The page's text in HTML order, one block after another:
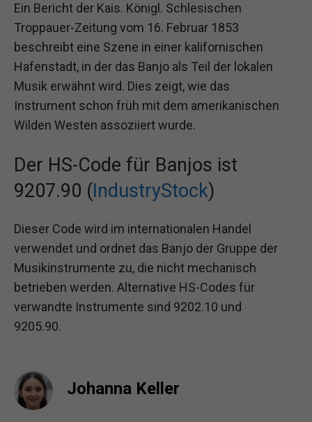
Ein Bericht der Kais. Königl. Schlesischen
Troppauer-Zeitung vom 16. Februar 1853
beschreibt eine Szene in einer kalifornischen
Hafenstadt, in der das Banjo als Teil der lokalen
Musik erwähnt wird. Dies zeigt, wie das
Instrument schon früh mit dem amerikanischen
Wilden Westen assoziiert wurde.
Der HS-Code für Banjos ist
9207.90 ( IndustryStock)
Dieser Code wird im internationalen Handel
verwendet und ordnet das Banjo der Gruppe der
Musikinstrumente zu, die nicht mechanisch
betrieben werden. Alternative HS-Codes für
verwandte Instrumente sind 9202.10 und
9205.90.
Johanna Keller